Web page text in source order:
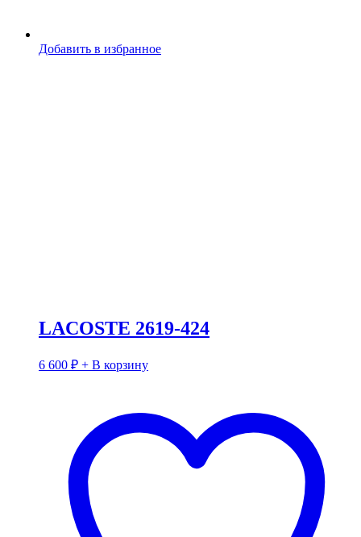
Добавить в избранное
LACOSTE 2619-424
6 600 ₽ + В корзину